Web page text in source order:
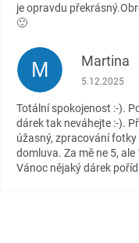
je opravdu
🙂
M Martina
Hodnocení
5.12.2025
Totální spokojenost :-).
dárek tak neváhejte :-).
úžasný, zpracování
domluva. Za mě ne 5,
Vánoc nějaký dárek